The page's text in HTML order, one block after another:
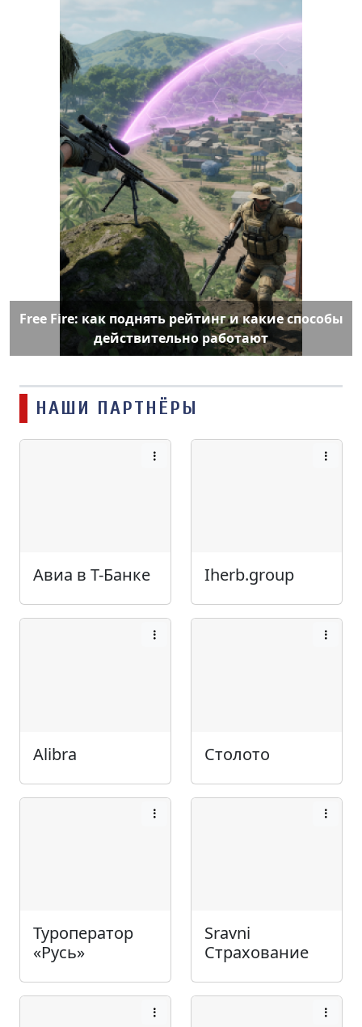
Free Fire: как поднять рейтинг и какие способы
действительно работают
НАШИ ПАРТНЁРЫ
Авиа в Т-Банке Iherb.group
Alibra Столото
Туроператор
«Русь»
Sravni
Страхование